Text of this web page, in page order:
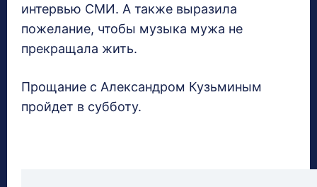
интервью СМИ. А также выразила
пожелание, чтобы музыка мужа не
прекращала жить.
Прощание с Александром Кузьминым
пройдет в субботу.